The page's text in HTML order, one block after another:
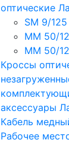
оптические
SM 9/125
MM 50/
MM 50/
Кроссы
аксессуары
Кабель
Рабочее